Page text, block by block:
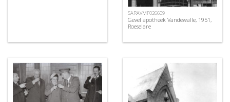
SARAVMF026609
Gevel apotheek Vandewalle, 1951,
Roeselare